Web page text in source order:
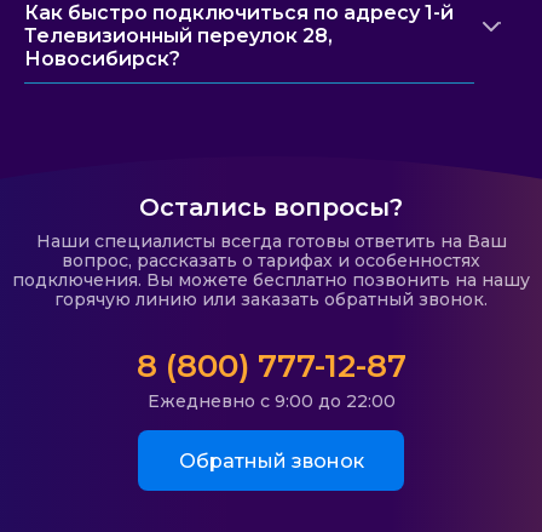
Как быстро подключиться по адресу 1-й
Телевизионный переулок 28,
Новосибирск?
Остались вопросы?
Наши специалисты всегда готовы ответить на Ваш
вопрос, рассказать о тарифах и особенностях
подключения. Вы можете бесплатно позвонить на нашу
горячую линию или заказать обратный звонок.
8 (800) 777-12-87
Ежедневно с 9:00 до 22:00
Обратный звонок